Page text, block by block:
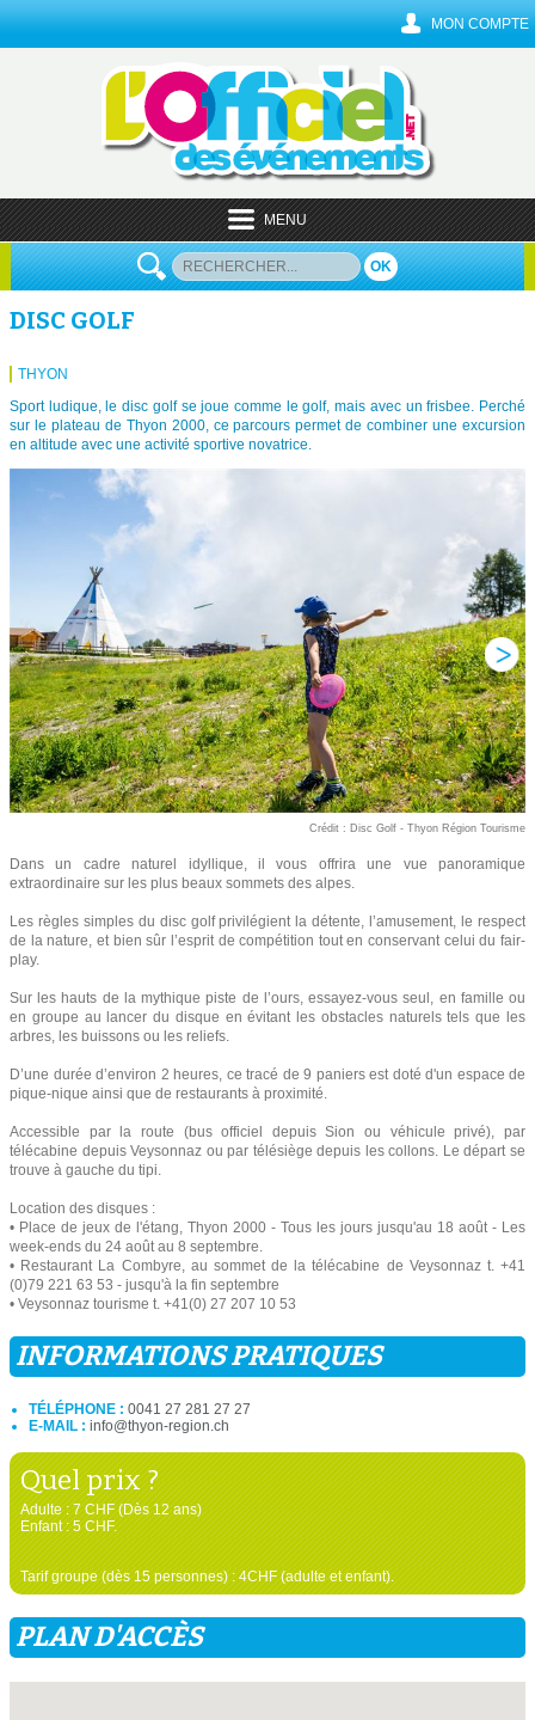
MON COMPTE
MENU
OK
DISC GOLF
THYON
Sport ludique, le disc golf se joue comme le golf, mais avec un frisbee. Perché
sur le plateau de Thyon 2000, ce parcours permet de combiner une excursion
en altitude avec une activité sportive novatrice.
Crédit : Disc Golf - Thyon Région Tourisme
Dans un cadre naturel idyllique, il vous offrira une vue panoramique
extraordinaire sur les plus beaux sommets des alpes.
Les règles simples du disc golf privilégient la détente, l’amusement, le respect
de la nature, et bien sûr l’esprit de compétition tout en conservant celui du fair-
play.
Sur les hauts de la mythique piste de l’ours, essayez-vous seul, en famille ou
en groupe au lancer du disque en évitant les obstacles naturels tels que les
arbres, les buissons ou les reliefs.
D’une durée d’environ 2 heures, ce tracé de 9 paniers est doté d'un espace de
pique-nique ainsi que de restaurants à proximité.
Accessible par la route (bus officiel depuis Sion ou véhicule privé), par
télécabine depuis Veysonnaz ou par télésiège depuis les collons. Le départ se
trouve à gauche du tipi.
Location des disques :
• Place de jeux de l'étang, Thyon 2000 - Tous les jours jusqu'au 18 août - Les
week-ends du 24 août au 8 septembre.
• Restaurant La Combyre, au sommet de la télécabine de Veysonnaz t. +41
(0)79 221 63 53 - jusqu'à la fin septembre
• Veysonnaz tourisme t. +41(0) 27 207 10 53
INFORMATIONS PRATIQUES
TÉLÉPHONE : 0041 27 281 27 27
E-MAIL : info@thyon-region.ch
Quel prix ?
Adulte : 7 CHF (Dès 12 ans)
Enfant : 5 CHF.
Tarif groupe (dès 15 personnes) : 4CHF (adulte et enfant).
PLAN D'ACCÈS